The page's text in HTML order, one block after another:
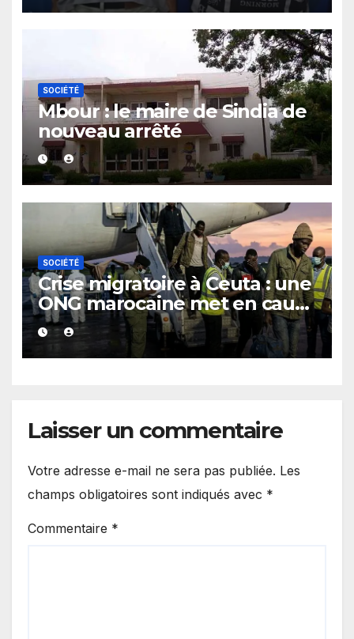
SOCIÉTÉ
Mbour : le maire de Sindia de
nouveau arrêté
SOCIÉTÉ
Crise migratoire à Ceuta : une
ONG marocaine met en cause
les responsabilités de Rabat
et de Madrid
Laisser un commentaire
Votre adresse e-mail ne sera pas publiée. Les
champs obligatoires sont indiqués avec *
Commentaire *